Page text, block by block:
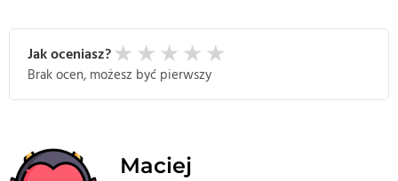
Jak oceniasz? ★ ★ ★ ★ ★
Brak ocen, możesz być pierwszy
Maciej